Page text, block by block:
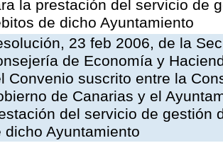
la prestación del servicio de
de dicho Ayuntamiento
23 feb 2006, de la
de Economía y
Convenio suscrito entre la
de Canarias y el
del servicio de gestión
dicho Ayuntamiento